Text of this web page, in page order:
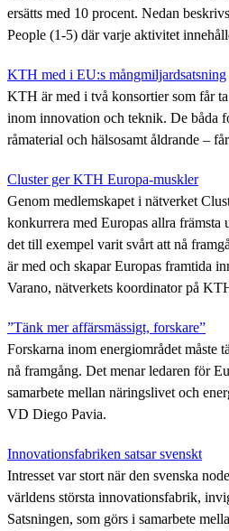
ersätts med 10 procent. Nedan
People (1-5) där varje aktivitet
KTH med i EU:s mångmiljardsatsning
KTH är med i två konsortier som får
inom innovation och teknik. De båda
råmaterial och hälsosamt åldrande –
Cluster ger KTH Europa-muskler
Genom medlemskapet i nätverket
konkurrera med Europas allra främsta
det till exempel varit svårt att nå
är med och skapar Europas framtida
Varano, nätverkets koordinator på
”Tänk mer affärsmässigt, forskare”
Forskarna inom energiområdet måste
nå framgång. Det menar ledaren för
samarbete mellan näringslivet och
VD Diego Pavia.
Innovationsfabriken satsar svenskt
Intresset var stort när den svenska
världens största innovationsfabrik,
Satsningen, som görs i samarbete